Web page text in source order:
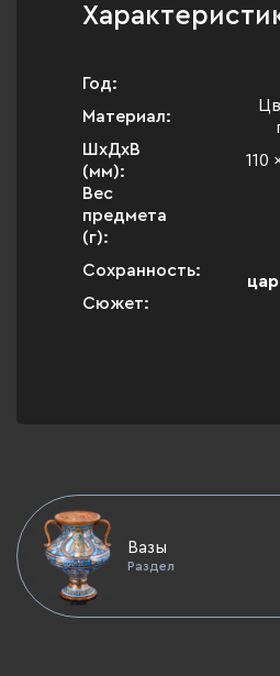
Год:
Материал:
ШхДхВ
(мм):
110
Вес
предмета
(г):
Сохранность:
Сюжет:
Вазы
Раздел